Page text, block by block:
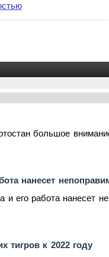
большое
нанесет
и его работа нанесет
тигров к 2022 году